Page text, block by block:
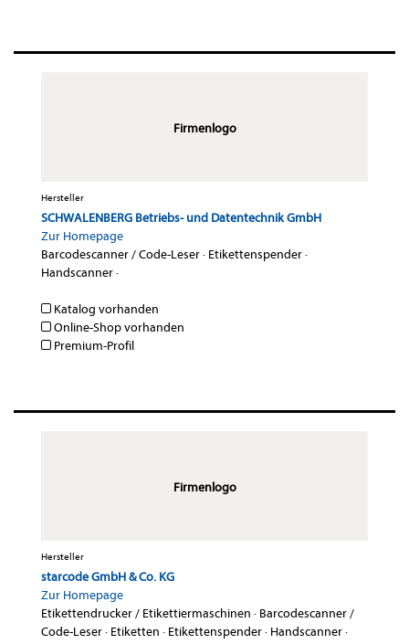
Firmenlogo
Hersteller
SCHWALENBERG Betriebs- und Datentechnik GmbH
Zur Homepage
Barcodescanner / Code-Leser· Etikettenspender·
Handscanner·
Katalog vorhanden
Online-Shop vorhanden
Premium-Profil
Firmenlogo
Hersteller
starcode GmbH & Co. KG
Zur Homepage
Etikettendrucker / Etikettiermaschinen · Barcodescanner /
Code-Leser· Etiketten · Etikettenspender· Handscanner·